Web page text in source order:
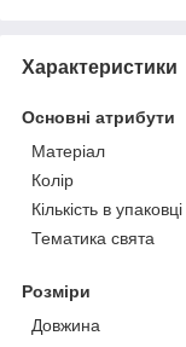
Характеристики
Основні атрибути
Матеріал
Колір
Кількість в упаковці
Тематика свята
Розміри
Довжина